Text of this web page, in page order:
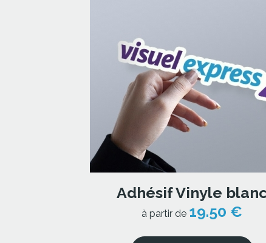
Adhésif Vinyle
à partir de 19.50 €